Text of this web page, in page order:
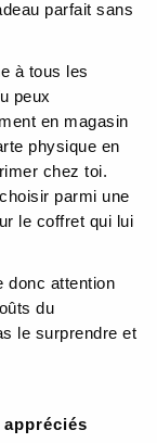
parfait sans
à tous les
peux
en magasin
physique en
chez toi.
parmi une
le coffret qui lui
donc attention
du
le surprendre et